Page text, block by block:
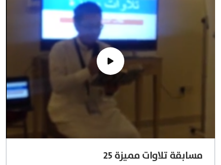
مسابقة تلاوات مميزة 25